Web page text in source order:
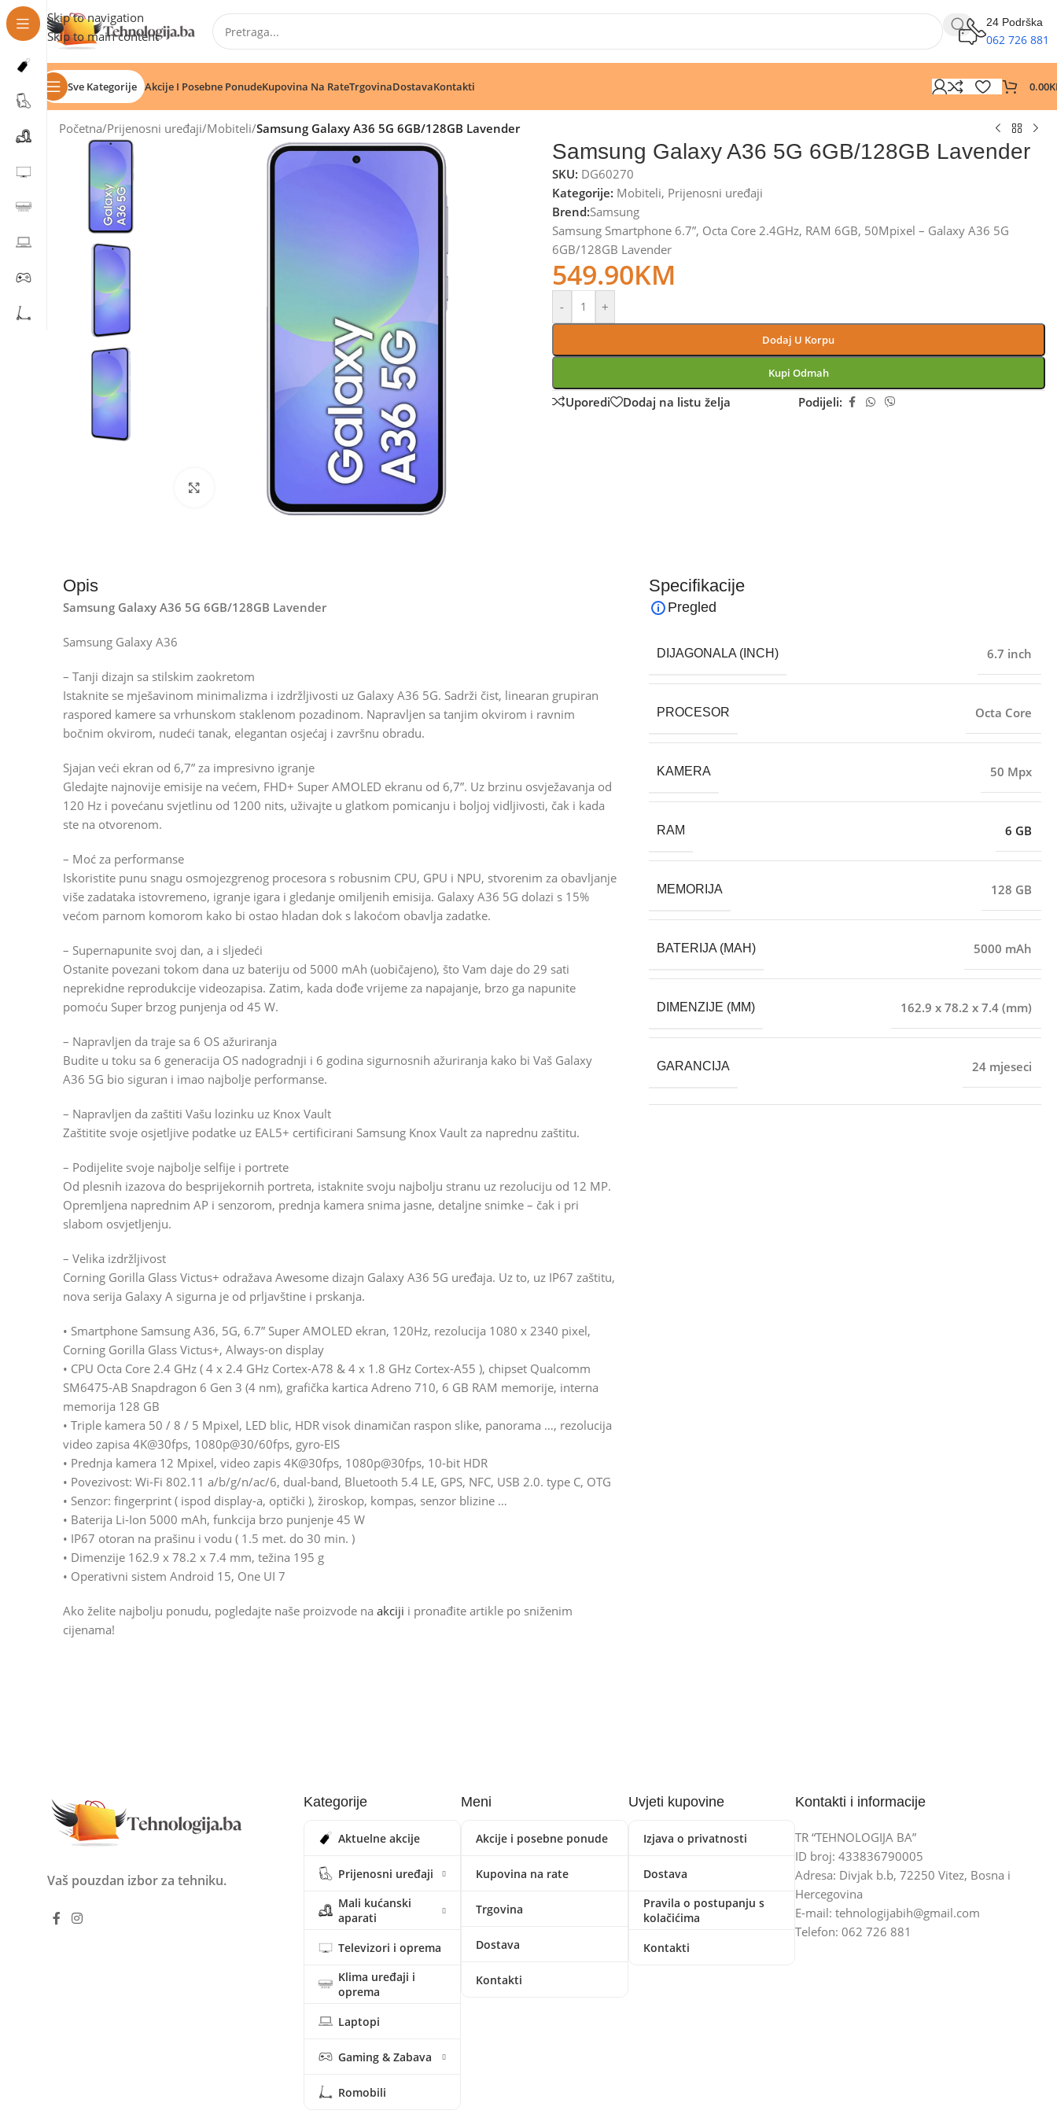
Skip to navigation
Skip to main content
24 Podrška
062 726 881
Sve Kategorije Akcije I Posebne PonudeKupovina Na RateTrgovinaDostavaKontakti 0.00
Početna/Prijenosni uređaji/Mobiteli/Samsung Galaxy A36 5G 6GB/128GB Lavender
Kliknite za uvećanje
Samsung Galaxy A36 5G 6GB/128GB Lavender
SKU: DG60270
Kategorije: Mobiteli, Prijenosni uređaji
Brend:Samsung
Samsung Smartphone 6.7”, Octa Core 2.4GHz, RAM 6GB, 50Mpixel – Galaxy A36 5G
6GB/128GB Lavender
549.90KM
- +
Dodaj U Korpu
Kupi Odmah
Uporedi Dodaj na listu želja Podijeli:
Opis
Samsung Galaxy A36 5G 6GB/128GB Lavender
Samsung Galaxy A36
– Tanji dizajn sa stilskim zaokretom
Istaknite se mješavinom minimalizma i izdržljivosti uz Galaxy A36 5G. Sadrži čist, linearan grupiran
raspored kamere sa vrhunskom staklenom pozadinom. Napravljen sa tanjim okvirom i ravnim
bočnim okvirom, nudeći tanak, elegantan osjećaj i završnu obradu.
Sjajan veći ekran od 6,7” za impresivno igranje
Gledajte najnovije emisije na većem, FHD+ Super AMOLED ekranu od 6,7”. Uz brzinu osvježavanja od
120 Hz i povećanu svjetlinu od 1200 nits, uživajte u glatkom pomicanju i boljoj vidljivosti, čak i kada
ste na otvorenom.
– Moć za performanse
Iskoristite punu snagu osmojezgrenog procesora s robusnim CPU, GPU i NPU, stvorenim za obavljanje
više zadataka istovremeno, igranje igara i gledanje omiljenih emisija. Galaxy A36 5G dolazi s 15%
većom parnom komorom kako bi ostao hladan dok s lakoćom obavlja zadatke.
– Supernapunite svoj dan, a i sljedeći
Ostanite povezani tokom dana uz bateriju od 5000 mAh (uobičajeno), što Vam daje do 29 sati
neprekidne reprodukcije videozapisa. Zatim, kada dođe vrijeme za napajanje, brzo ga napunite
pomoću Super brzog punjenja od 45 W.
– Napravljen da traje sa 6 OS ažuriranja
Budite u toku sa 6 generacija OS nadogradnji i 6 godina sigurnosnih ažuriranja kako bi Vaš Galaxy
A36 5G bio siguran i imao najbolje performanse.
– Napravljen da zaštiti Vašu lozinku uz Knox Vault
Zaštitite svoje osjetljive podatke uz EAL5+ certificirani Samsung Knox Vault za naprednu zaštitu.
– Podijelite svoje najbolje selfije i portrete
Od plesnih izazova do besprijekornih portreta, istaknite svoju najbolju stranu uz rezoluciju od 12 MP.
Opremljena naprednim AP i senzorom, prednja kamera snima jasne, detaljne snimke – čak i pri
slabom osvjetljenju.
– Velika izdržljivost
Corning Gorilla Glass Victus+ odražava Awesome dizajn Galaxy A36 5G uređaja. Uz to, uz IP67 zaštitu,
nova serija Galaxy A sigurna je od prljavštine i prskanja.
• Smartphone Samsung A36, 5G, 6.7” Super AMOLED ekran, 120Hz, rezolucija 1080 x 2340 pixel,
Corning Gorilla Glass Victus+, Always-on display
• CPU Octa Core 2.4 GHz ( 4 x 2.4 GHz Cortex-A78 & 4 x 1.8 GHz Cortex-A55 ), chipset Qualcomm
SM6475-AB Snapdragon 6 Gen 3 (4 nm), grafička kartica Adreno 710, 6 GB RAM memorije, interna
memorija 128 GB
• Triple kamera 50 / 8 / 5 Mpixel, LED blic, HDR visok dinamičan raspon slike, panorama …, rezolucija
video zapisa 4K@30fps, 1080p@30/60fps, gyro-EIS
• Prednja kamera 12 Mpixel, video zapis 4K@30fps, 1080p@30fps, 10-bit HDR
• Povezivost: Wi-Fi 802.11 a/b/g/n/ac/6, dual-band, Bluetooth 5.4 LE, GPS, NFC, USB 2.0. type C, OTG
• Senzor: fingerprint ( ispod display-a, optički ), žiroskop, kompas, senzor blizine …
• Baterija Li-Ion 5000 mAh, funkcija brzo punjenje 45 W
• IP67 otoran na prašinu i vodu ( 1.5 met. do 30 min. )
• Dimenzije 162.9 x 78.2 x 7.4 mm, težina 195 g
• Operativni sistem Android 15, One UI 7
Ako želite najbolju ponudu, pogledajte naše proizvode na akciji i pronađite artikle po sniženim
cijenama!
Specifikacije
Pregled
DIJAGONALA (INCH) 6.7 inch
PROCESOR Octa Core
KAMERA 50 Mpx
RAM 6 GB
MEMORIJA 128 GB
BATERIJA (MAH) 5000 mAh
DIMENZIJE (MM) 162.9 x 78.2 x 7.4 (mm)
GARANCIJA 24 mjeseci
Vaš pouzdan izbor za tehniku.
Kategorije
Aktuelne akcije
Prijenosni uređaji
Mali kućanski
aparati
Televizori i oprema
Klima uređaji i
oprema
Laptopi
Gaming & Zabava
Romobili
Meni
Akcije i posebne ponude
Kupovina na rate
Trgovina
Dostava
Kontakti
Uvjeti kupovine
Izjava o privatnosti
Dostava
Pravila o postupanju s
kolačićima
Kontakti
Kontakti i informacije
TR “TEHNOLOGIJA BA”
ID broj: 433836790005
Adresa: Divjak b.b, 72250 Vitez, Bosna i
Hercegovina
E-mail: tehnologijabih@gmail.com
Telefon: 062 726 881